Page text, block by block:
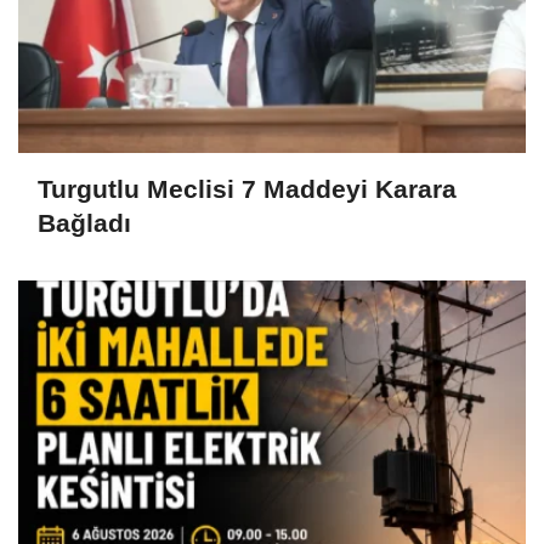
Turgutlu Meclisi 7 Maddeyi Karara
Bağladı